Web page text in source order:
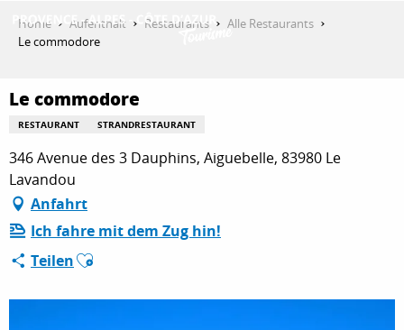
AKTIVITÄTEN
AUFENTHALT
ESPACE PRO
Home Aufenthalt Restaurants
Alle Restaurants
Le commodore
Le commodore
RESTAURANT STRANDRESTAURANT
346 Avenue des 3 Dauphins, Aiguebelle, 83980 Le
Lavandou
Anfahrt
Ich fahre mit dem Zug hin!
TeilenAjouter aux favoris